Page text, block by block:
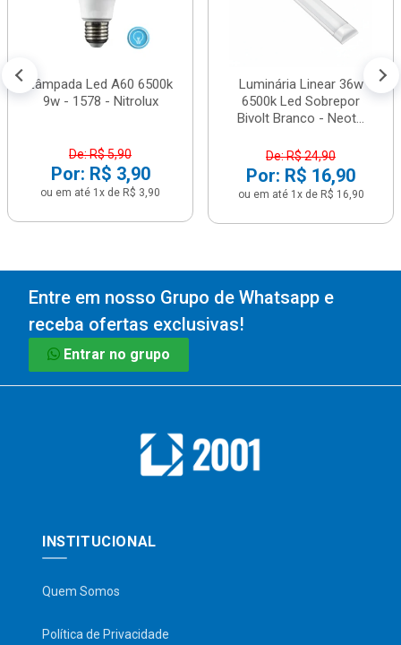
Lâmpada Led A60 6500k
9w - 1578 - Nitrolux
De: R$ 5,90
Por: R$ 3,90
ou em até 1x de R$ 3,90
Luminária Linear 36w
6500k Led Sobrepor
Bivolt Branco - Neot...
De: R$ 24,90
Por: R$ 16,90
ou em até 1x de R$ 16,90
Entre em nosso Grupo de Whatsapp e
receba ofertas exclusivas!
Entrar no grupo
INSTITUCIONAL
Quem Somos
Política de Privacidade